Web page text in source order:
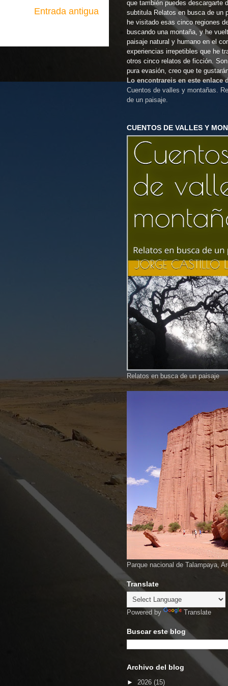
Entrada antigua
que también puedes descargarte
subtitula Relatos en busca de un
he visitado esas cinco regiones
buscando una montaña, y he
paisaje natural y humano en el
experiencias irrepetibles que he
otros cinco relatos de ficción.
pura evasión, creo que te
Lo encontrareis en este enlace
Cuentos de valles y montañas.
de un paisaje.
CUENTOS DE VALLES Y
Relatos en busca de un paisaje
Parque nacional de Talampaya,
Translate
Powered by Translate
Buscar este blog
Archivo del blog
► 2026 (15)